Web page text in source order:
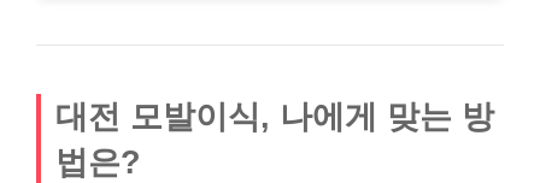
대전 모발이식, 나에게 맞는 방
법은?